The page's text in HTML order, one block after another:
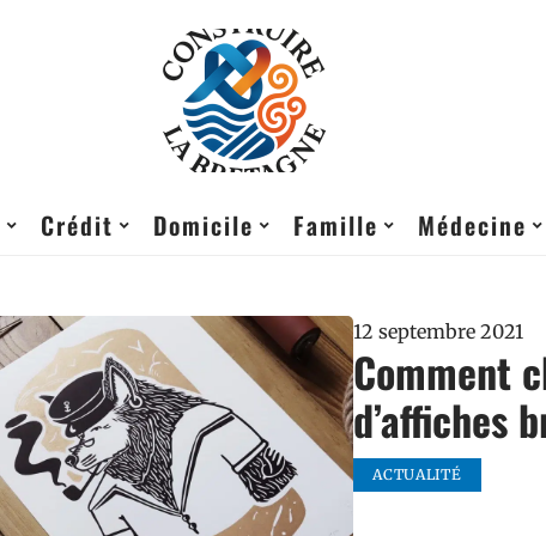
Crédit Domicile Famille Médecine
12 septembre 2021
Comment
d’affiches
ACTUALITÉ